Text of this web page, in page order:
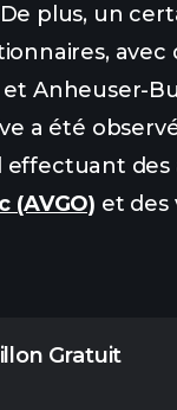
plus, un
et Anheuser-
a été
des
(AVGO) et des
Gratuit